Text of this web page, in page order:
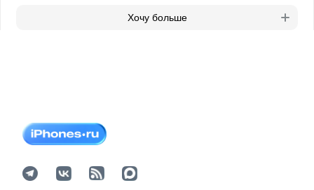
Хочу больше